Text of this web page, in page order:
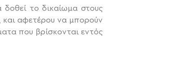
το δικαίωμα στους
και αφετέρου να μπορούν
που βρίσκονται εντός